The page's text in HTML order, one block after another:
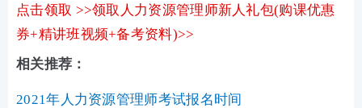
点击领取 >>领取人力资源管理师新人礼包(购课优惠
券+精讲班视频+备考资料)>>
相关推荐：
2021年人力资源管理师考试报名时间